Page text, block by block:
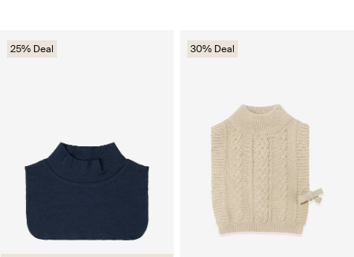
25% Deal 30% Deal